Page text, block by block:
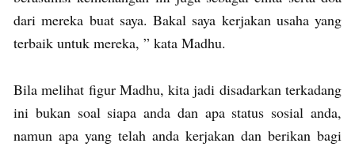
dari mereka buat saya. Bakal saya kerjakan usaha yang
terbaik untuk mereka, ” kata Madhu.
Bila melihat figur Madhu, kita jadi disadarkan terkadang
ini bukan soal siapa anda dan apa status sosial anda,
namun apa yang telah anda kerjakan dan berikan bagi